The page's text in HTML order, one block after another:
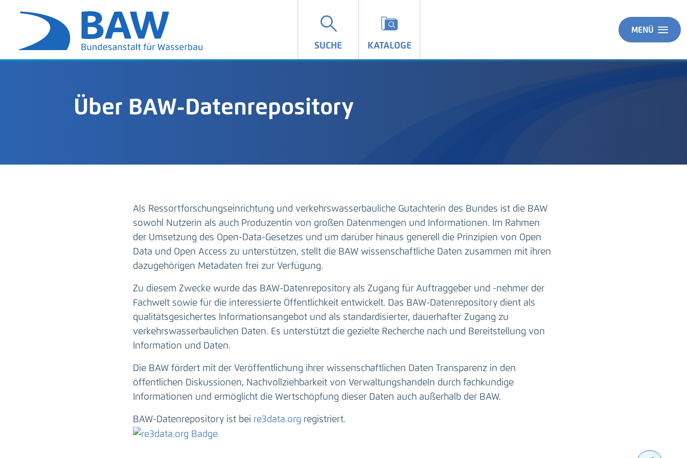
SUCHE KATALOGE
MENÜ
Über BAW-Datenrepository
Als Ressortforschungseinrichtung und verkehrswasserbauliche Gutachterin des Bundes ist die BAW
sowohl Nutzerin als auch Produzentin von großen Datenmengen und Informationen. Im Rahmen
der Umsetzung des Open-Data-Gesetzes und um darüber hinaus generell die Prinzipien von Open
Data und Open Access zu unterstützen, stellt die BAW wissenschaftliche Daten zusammen mit ihren
dazugehörigen Metadaten frei zur Verfügung.
Zu diesem Zwecke wurde das BAW-Datenrepository als Zugang für Auftraggeber und -nehmer der
Fachwelt sowie für die interessierte Öffentlichkeit entwickelt. Das BAW-Datenrepository dient als
qualitätsgesichertes Informationsangebot und als standardisierter, dauerhafter Zugang zu
verkehrswasserbaulichen Daten. Es unterstützt die gezielte Recherche nach und Bereitstellung von
Information und Daten.
Die BAW fördert mit der Veröffentlichung ihrer wissenschaftlichen Daten Transparenz in den
öffentlichen Diskussionen, Nachvollziehbarkeit von Verwaltungshandeln durch fachkundige
Informationen und ermöglicht die Wertschöpfung dieser Daten auch außerhalb der BAW.
BAW-Datenrepository ist bei re3data.org registriert.